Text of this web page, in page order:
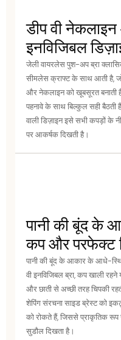
डीप वी
इनविजिबल
जेली वायरलेस पुश-अप ब्रा
सीमलेस क्राफ्ट के साथ आती है,
और नेकलाइन को खूबसूरत बनाती
पहनावे के साथ बिल्कुल सही बैठती
वाली डिज़ाइन इसे सभी कपड़ों के
पर आकर्षक दिखती है।
पानी की बूंद के
कप और परफेक्ट
पानी की बूंद के आकार के आधे-
वी इनविजिबल ब्रा, कप खाली
और छाती से अच्छी तरह चिपकी
शेपिंग संरचना साइड ब्रेस्ट को
को रोकते हैं, जिससे प्राकृतिक रूप
सुडौल दिखता है।